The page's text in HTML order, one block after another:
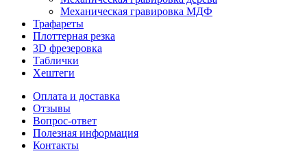
Механическая гравировка МДФ
Трафареты
Плоттерная резка
3D фрезеровка
Таблички
Хештеги
Оплата и доставка
Отзывы
Вопрос-ответ
Полезная информация
Контакты